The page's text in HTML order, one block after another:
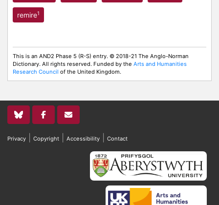
remire1
This is an AND2 Phase 5 (R-S) entry. © 2018-21 The Anglo-Norman
Dictionary. All rights reserved. Funded by the Arts and Humanities
Research Council of the United Kingdom.
Privacy Copyright Accessibility Contact